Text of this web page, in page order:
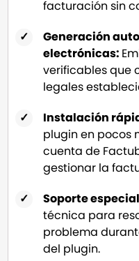
facturación sin
Generación
electrónicas:
verificables que
legales
Instalación
plugin en pocos
cuenta de
gestionar la
Soporte
técnica para
problema
del plugin.